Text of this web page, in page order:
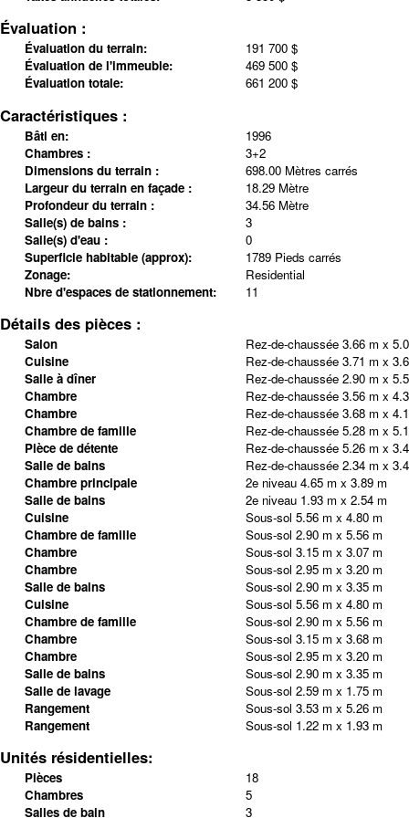
Évaluation :
Évaluation du terrain:
191 700 $
Évaluation de l'immeuble:
469 500 $
Évaluation totale:
661 200 $
Caractéristiques :
Bâti en:
1996
Chambres :
3+2
Dimensions du terrain :
698.00 Mètres carrés
Largeur du terrain en façade :
18.29 Mètre
Profondeur du terrain :
34.56 Mètre
Salle(s) de bains :
3
Salle(s) d'eau :
0
Superficie habitable (approx):
1789 Pieds carrés
Zonage:
Residential
Nbre d'espaces de stationnement:
11
Détails des pièces :
Salon Rez-de-chaussée 3.66 m x
Cuisine
Rez-de-chaussée 3.71 m x
Salle à dîner
Rez-de-chaussée 2.90 m x
Chambre
Rez-de-chaussée 3.56 m x
Chambre
Rez-de-chaussée 3.68 m x
Chambre de famille
Rez-de-chaussée 5.28 m x
Pièce de détente
Rez-de-chaussée 5.26 m x
Salle de bains
Rez-de-chaussée 2.34 m x
Chambre principale
2e niveau 4.65 m x 3.89 m
Salle de bains
2e niveau 1.93 m x 2.54 m
Cuisine
Sous-sol 5.56 m x 4.80 m
Chambre de famille
Sous-sol 2.90 m x 5.56 m
Chambre
Sous-sol 3.15 m x 3.07 m
Chambre
Sous-sol 2.95 m x 3.20 m
Salle de bains
Sous-sol 2.90 m x 3.35 m
Cuisine
Sous-sol 5.56 m x 4.80 m
Chambre de famille
Sous-sol 2.90 m x 5.56 m
Chambre
Sous-sol 3.15 m x 3.68 m
Chambre
Sous-sol 2.95 m x 3.20 m
Salle de bains
Sous-sol 2.90 m x 3.35 m
Salle de lavage
Sous-sol 2.59 m x 1.75 m
Rangement
Sous-sol 3.53 m x 5.26 m
Rangement
Sous-sol 1.22 m x 1.93 m
Unités résidentielles:
Pièces
18
Chambres
5
Salles de bain
3